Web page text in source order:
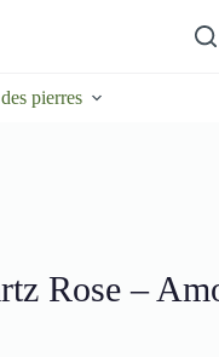
pierres
Rose –